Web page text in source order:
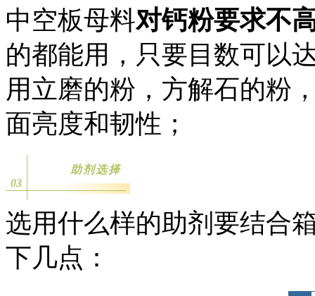
中空板母料对钙粉要求不
的都能用，只要目数可以
用立磨的粉，方解石的粉
面亮度和韧性；
03
助剂选择
选用什么样的助剂要结合
下几点：